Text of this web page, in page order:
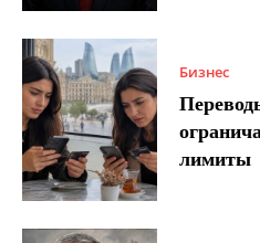
Бизнес
лимиты